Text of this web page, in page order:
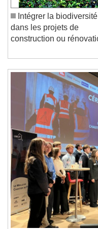
Current Time0:00
/
Duration -:-
Loaded: 0%
Seek to live,
Remaining Time-
Playback Rate
Chapters
Chapters
Descriptions
Subtitles
subtitles
settings
subtitles off
Audio Track
Intégrer la biodiversité
dans les projets de